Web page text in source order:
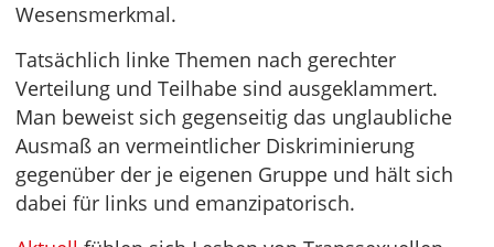
Wesensmerkmal.
Tatsächlich linke Themen nach gerechter
Verteilung und Teilhabe sind ausgeklammert.
Man beweist sich gegenseitig das unglaubliche
Ausmaß an vermeintlicher Diskriminierung
gegenüber der je eigenen Gruppe und hält sich
dabei für links und emanzipatorisch.